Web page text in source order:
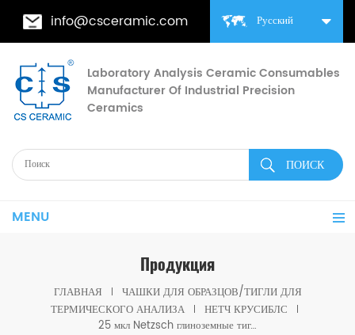
Русский
info@csceramic.com
Laboratory Analysis Ceramic Consumables
Manufacturer Of Industrial Precision
Ceramics
MENU
Продукция
ГЛАВНАЯ
ЧАШКИ ДЛЯ ОБРАЗЦОВ/ТИГЛИ ДЛЯ
ТЕРМИЧЕСКОГО АНАЛИЗА
НЕТЧ КРУСИБЛС
25 мкл Netzsch глиноземные тигли D7 * 2 * 0,5 для Netzsch (чашки для образцов)